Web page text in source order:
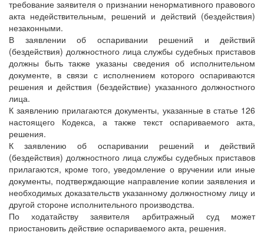
требование заявителя о признании ненормативного правового
акта недействительным, решений и действий (бездействия)
незаконными.
В заявлении об оспаривании решений и действий
(бездействия) должностного лица службы судебных приставов
должны быть также указаны сведения об исполнительном
документе, в связи с исполнением которого оспариваются
решения и действия (бездействие) указанного должностного
лица.
К заявлению прилагаются документы, указанные в статье 126
настоящего Кодекса, а также текст оспариваемого акта,
решения.
К заявлению об оспаривании решений и действий
(бездействия) должностного лица службы судебных приставов
прилагаются, кроме того, уведомление о вручении или иные
документы, подтверждающие направление копии заявления и
необходимых доказательств указанному должностному лицу и
другой стороне исполнительного производства.
По ходатайству заявителя арбитражный суд может
приостановить действие оспариваемого акта, решения.